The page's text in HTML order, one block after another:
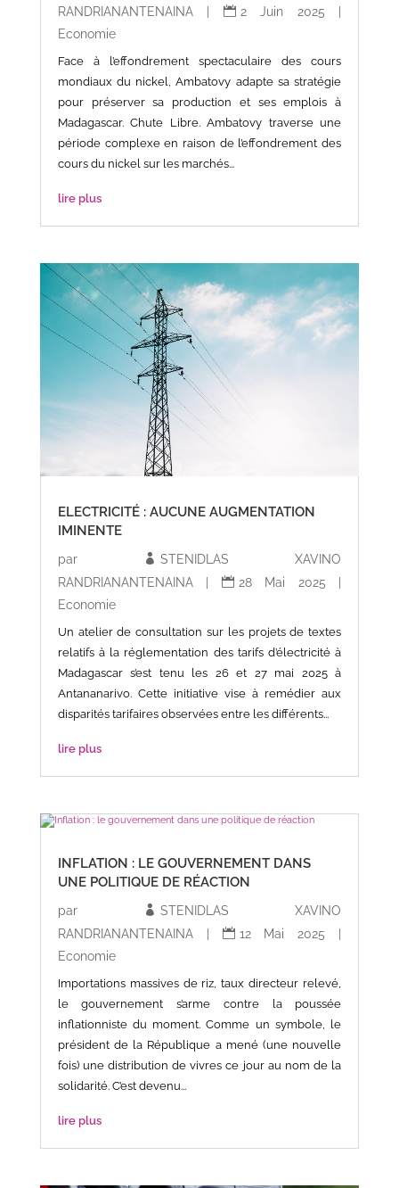
RANDRIANANTENAINA| 2 Juin 2025
Economie
Face à l’effondrement spectaculaire des cours
mondiaux du nickel, Ambatovy adapte sa stratégie
pour préserver sa production et ses emplois à
Madagascar. Chute Libre. Ambatovy traverse une
période complexe en raison de l’effondrement des
cours du nickel sur les marchés...
lire plus
ELECTRICITÉ : AUCUNE AUGMENTATION
IMINENTE
par
STENIDLAS XAVINO
RANDRIANANTENAINA| 28 Mai 2025
Economie
Un atelier de consultation sur les projets de textes
relatifs à la réglementation des tarifs d’électricité à
Madagascar s’est tenu les 26 et 27 mai 2025 à
Antananarivo. Cette initiative vise à remédier aux
disparités tarifaires observées entre les différents...
lire plus
INFLATION : LE GOUVERNEMENT DANS
UNE POLITIQUE DE RÉACTION
par
STENIDLAS XAVINO
RANDRIANANTENAINA| 12 Mai 2025
Economie
Importations massives de riz, taux directeur relevé,
le gouvernement s’arme contre la poussée
inflationniste du moment. Comme un symbole, le
président de la République a mené (une nouvelle
fois) une distribution de vivres ce jour au nom de la
solidarité. C’est devenu...
lire plus